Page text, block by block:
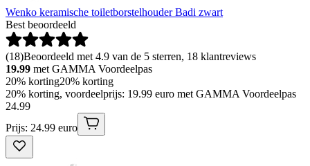
Wenko keramische toiletborstelhouder Badi zwart
Best beoordeeld
(18)Beoordeeld met 4.9 van de 5 sterren, 18 klantreviews
19.99 met GAMMA Voordeelpas
20% korting20% korting
20% korting, voordeelprijs: 19.99 euro met GAMMA Voordeelpas
24.99
Prijs: 24.99 euro